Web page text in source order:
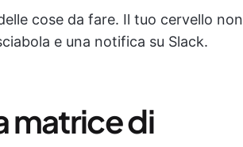
cose da fare. Il tuo cervello non
e una notifica su Slack.
matrice di